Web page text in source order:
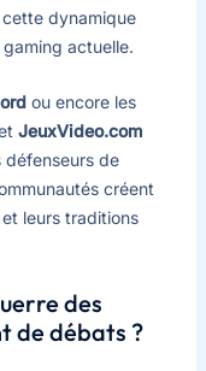
dynamique
actuelle.
ou encore les
JeuxVideo.com
défenseurs de
créent
leurs traditions
des
de débats ?